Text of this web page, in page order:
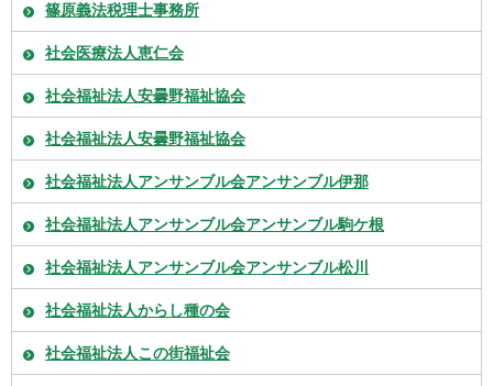
篠原義法税理士事務所
社会医療法人恵仁会
社会福祉法人安曇野福祉協会
社会福祉法人安曇野福祉協会
社会福祉法人アンサンブル会アンサンブル伊那
社会福祉法人アンサンブル会アンサンブル駒ケ根
社会福祉法人アンサンブル会アンサンブル松川
社会福祉法人からし種の会
社会福祉法人この街福祉会